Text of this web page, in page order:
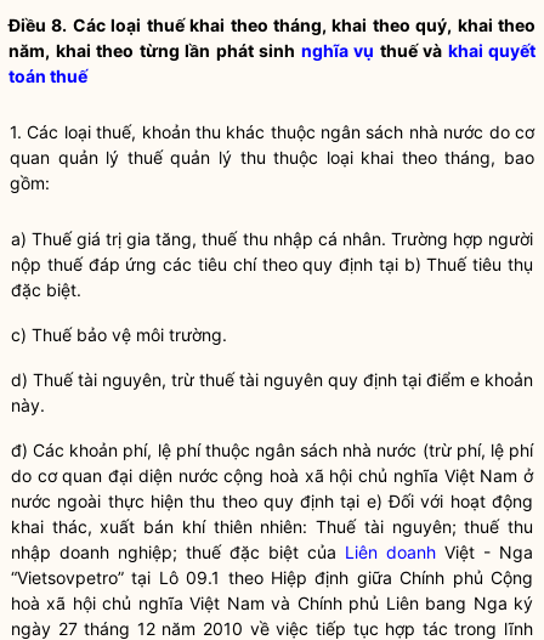
Điều 8. Các loại thuế khai theo tháng, khai theo quý, khai theo
năm, khai theo từng lần phát sinh nghĩa vụ thuế và khai quyết
toán thuế
1. Các loạithuế, khoản thu khác thuộc ngân sách nhà nước do cơ
quan quản lý thuếquản lý thu thuộc loại khai theo tháng, bao
gồm:
a)Thuếgiá trị gia tăng,thuếthu nhập cá nhân. Trường hợp người
nộp thuếđáp ứng các tiêu chí theo quy định tại b)Thuếtiêu thụ
đặc biệt.
c) Thuếbảo vệ môi trường.
d) Thuếtài nguyên, trừ thuếtài nguyên quy định tại điểm e khoản
này.
đ) Các khoản phí, lệ phí thuộc ngân sách nhà nước (trừ phí, lệ phí
do cơ quan đại diện nước cộng hoà xã hội chủ nghĩa Việt Nam ở
nước ngoài thực hiện thu theo quy định tại e) Đối với hoạt động
khai thác, xuất bán khí thiên nhiên:Thuếtài nguyên;thuếthu
nhập doanh nghiệp; thuếđặc biệt của Liên doanh Việt - Nga
“Vietsovpetro” tại Lô 09.1 theo Hiệp định giữa Chính phủ Cộng
hoà xã hội chủ nghĩa Việt Nam và Chính phủ Liên bang Nga ký
ngày 27 tháng 12 năm 2010 về việc tiếp tục hợp tác trong lĩnh